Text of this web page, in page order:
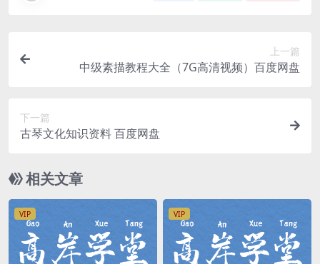
上一篇
中级素描教程大全（7G高清视频）百度网盘
下一篇
古琴文化知识资料 百度网盘
相关文章
VIP VIP